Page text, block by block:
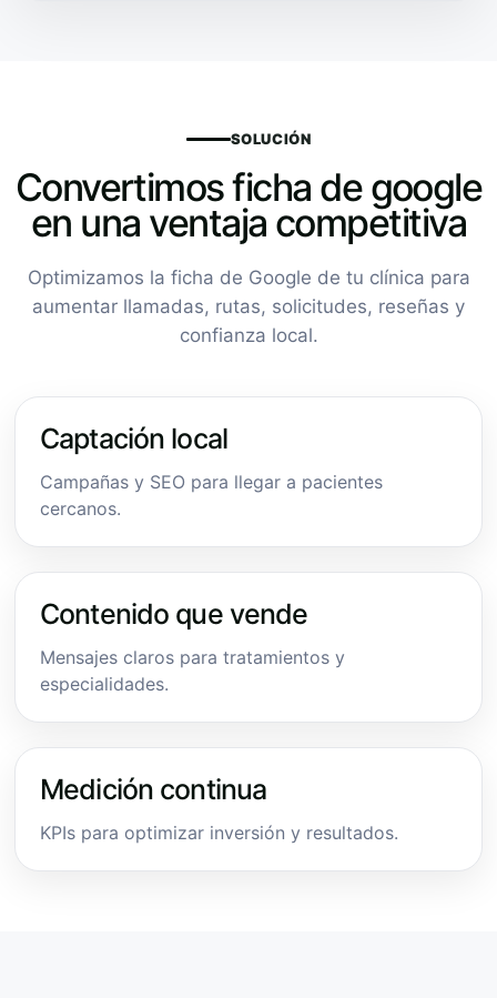
SOLUCIÓN
Convertimos ficha de google
en una ventaja competitiva
Optimizamos la ficha de Google de tu clínica para
aumentar llamadas, rutas, solicitudes, reseñas y
confianza local.
Captación local
Campañas y SEO para llegar a pacientes
cercanos.
Contenido que vende
Mensajes claros para tratamientos y
especialidades.
Medición continua
KPIs para optimizar inversión y resultados.